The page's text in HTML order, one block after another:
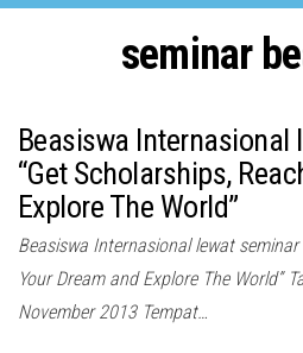
Promo
Terbaru
Bazaar,
Workshop,
Job Fair,
Lomba dll.
seminar
Beasiswa Internasional
“Get Scholarships,
Explore The World”
Beasiswa Internasional lewat seminar
Your Dream and Explore The World”
November 2013 Tempat…